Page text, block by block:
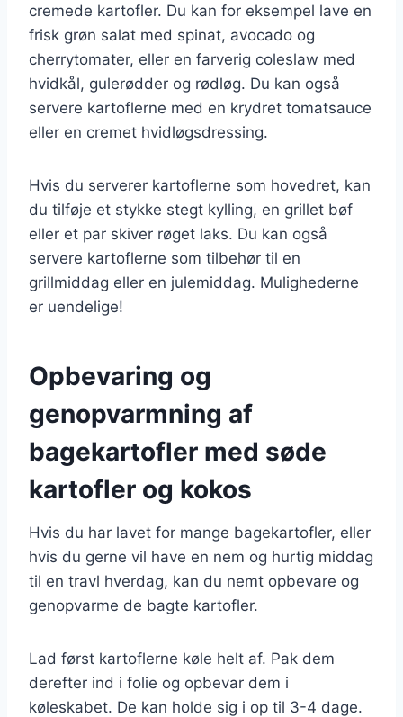
cremede kartofler. Du kan for eksempel lave en
frisk grøn salat med spinat, avocado og
cherrytomater, eller en farverig coleslaw med
hvidkål, gulerødder og rødløg. Du kan også
servere kartoflerne med en krydret tomatsauce
eller en cremet hvidløgsdressing.
Hvis du serverer kartoflerne som hovedret, kan
du tilføje et stykke stegt kylling, en grillet bøf
eller et par skiver røget laks. Du kan også
servere kartoflerne som tilbehør til en
grillmiddag eller en julemiddag. Mulighederne
er uendelige!
Opbevaring og
genopvarmning af
bagekartofler med søde
kartofler og kokos
Hvis du har lavet for mange bagekartofler, eller
hvis du gerne vil have en nem og hurtig middag
til en travl hverdag, kan du nemt opbevare og
genopvarme de bagte kartofler.
Lad først kartoflerne køle helt af. Pak dem
derefter ind i folie og opbevar dem i
køleskabet. De kan holde sig i op til 3-4 dage.